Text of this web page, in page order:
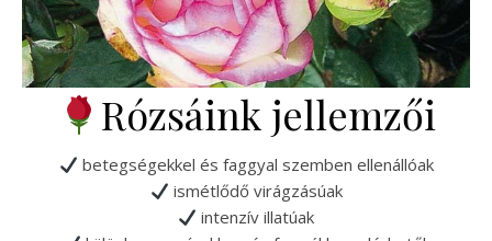
Rózsáink jellemzői
betegségekkel és faggyal szemben ellenállóak
ismétlődő virágzásúak
intenzív illatúak